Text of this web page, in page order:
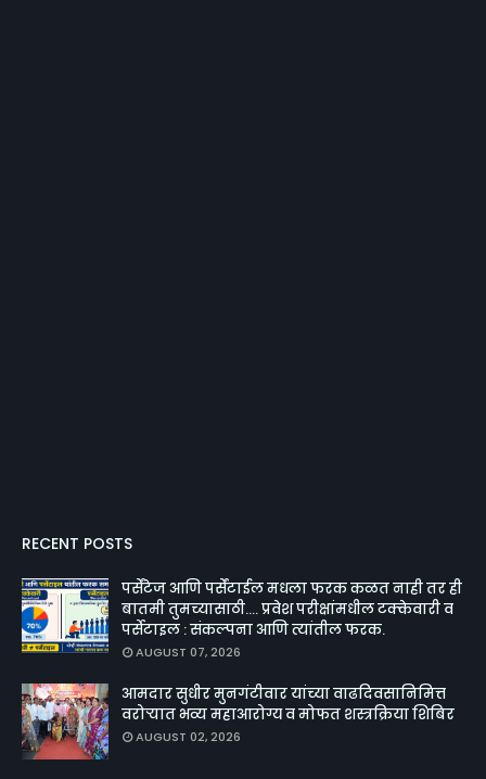
RECENT POSTS
पर्सेंटेज आणि पर्सेंटाईल मधला फरक कळत नाही तर ही
बातमी तुमच्यासाठी.... प्रवेश परीक्षांमधील टक्केवारी व
पर्सेटाइल : संकल्पना आणि त्यांतील फरक.
AUGUST 07, 2026
आमदार सुधीर मुनगंटीवार यांच्या वाढदिवसानिमित्त
वरोऱ्यात भव्य महाआरोग्य व मोफत शस्त्रक्रिया शिबिर
AUGUST 02, 2026